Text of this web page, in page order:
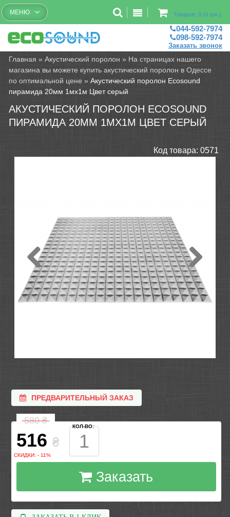
Бесплатный рассчет помещений
Товаров: 0 (0 грн.)
МЕНЮ
044-592-7974
098-592-7974
Заказать звонок
Главная »Акустический поролон » На страницах нашего
магазина вы можете купить акустический поролон в Одессе
по оптимальной цене »Акустический поролон Ecosound
пирамида 20мм 1мх1м Цвет серый
АКУСТИЧЕСКИЙ ПОРОЛОН ECOSOUND
ПИРАМИДА 20ММ 1МХ1М ЦВЕТ СЕРЫЙ
Код товара: 0571
ПРЕДВАРИТЕЛЬНЫЙ ЗАКАЗ
580₴
516 ₴
СКИДКИ: - 11%
КОЛ-ВО:
Заказать